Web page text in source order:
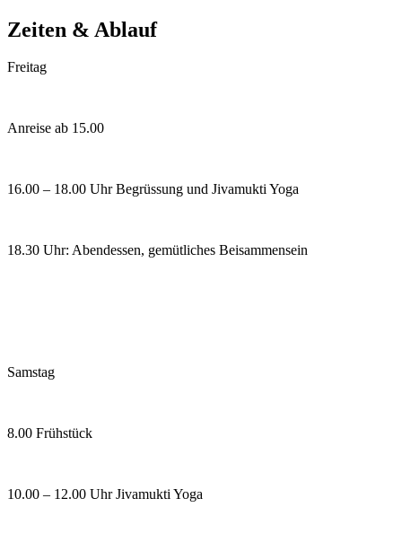
Zeiten & Ablauf
Freitag
Anreise ab 15.00
16.00 – 18.00 Uhr Begrüssung und Jivamukti Yoga
18.30 Uhr: Abendessen, gemütliches Beisammensein
Samstag
8.00 Frühstück
10.00 – 12.00 Uhr Jivamukti Yoga